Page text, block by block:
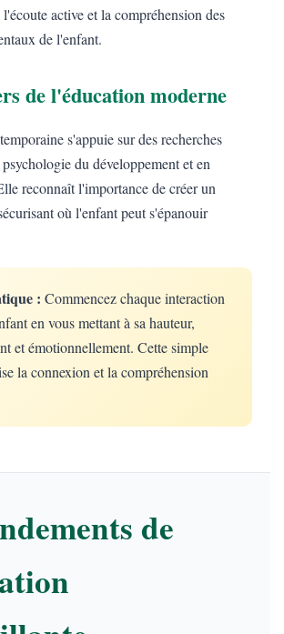
active et la compréhension des
de l'enfant.
de l'éducation moderne
s'appuie sur des recherches
du développement et en
reconnaît l'importance de créer un
où l'enfant peut s'épanouir
: Commencez chaque interaction
en vous mettant à sa hauteur,
et émotionnellement. Cette simple
la connexion et la compréhension
de